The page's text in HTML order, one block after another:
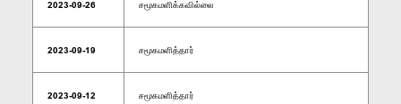
2023-09-26 சமூகமளிக்கவில்லை
2023-09-19 சமூகமளித்தார்
2023-09-12 சமூகமளித்தார்